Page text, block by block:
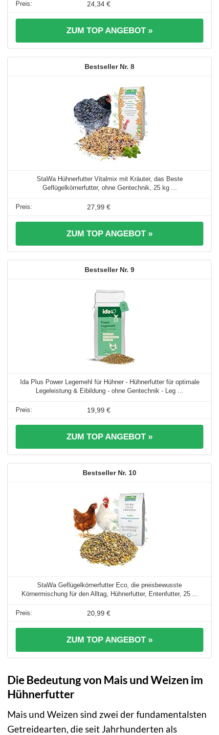
24,34 €
ZUM TOP ANGEBOT »
8
StaWa Hühnerfutter Vitalmix mit Kräuter, das Beste
Geflügelkörnerfutter, ohne Gentechnik, 25 kg ...
27,99 €
ZUM TOP ANGEBOT »
9
Ida Plus Power Legemehl für Hühner - Hühnerfutter für optimale
Legeleistung & Eibildung - ohne Gentechnik - Leg ...
19,99 €
ZUM TOP ANGEBOT »
10
StaWa Geflügelkörnerfutter Eco, die preisbewusste
Körnermischung für den Alltag, Hühnerfutter, Entenfutter, 25 ...
20,99 €
ZUM TOP ANGEBOT »
Die Bedeutung von Mais und Weizen im
Hühnerfutter
Mais und Weizen sind zwei der fundamentalsten
Getreidearten, die seit Jahrhunderten als